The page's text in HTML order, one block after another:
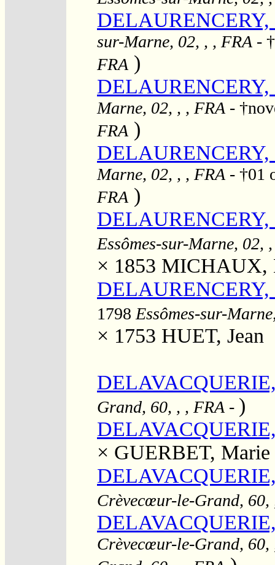
DELAURENCERY,
sur-Marne, 02, , , FRA -
FRA )
DELAURENCERY,
Marne, 02, , , FRA -
FRA )
DELAURENCERY,
Marne, 02, , , FRA - †01
FRA )
DELAURENCERY,
Essômes-sur-Marne, 02,
× 1853 MICHAUX,
DELAURENCERY,
1798 Essômes-sur-
× 1753 HUET, Jean
Grand, 60, , , FRA - )
× GUERBET, Marie
Crèvecœur-le-Grand, 60,
Crèvecœur-le-Grand, 60,